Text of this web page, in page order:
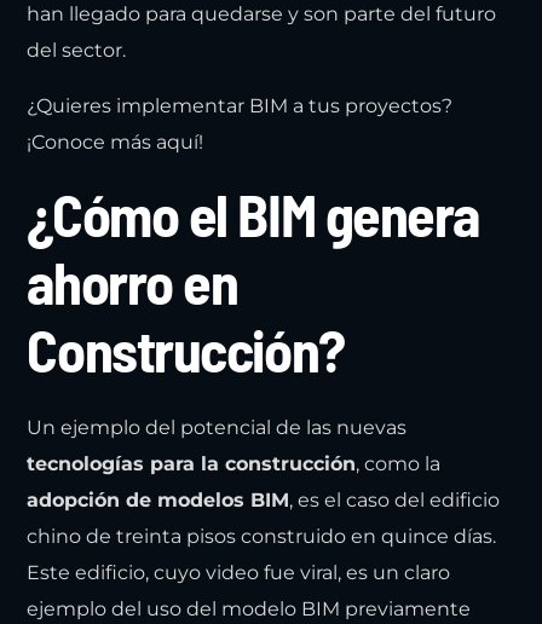
han llegado para quedarse y son parte del futuro
del sector.
¿Quieres implementar BIM a tus proyectos?
¡Conoce más aquí!
¿Cómo el BIM genera
ahorro en
Construcción?
Un ejemplo del potencial de las nuevas
tecnologías para la construcción, como la
adopción de modelos BIM, es el caso del edificio
chino de treinta pisos construido en quince días.
Este edificio, cuyo video fue viral, es un claro
ejemplo del uso del modelo BIM previamente